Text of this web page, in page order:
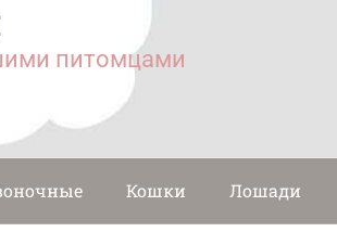
питомцами
Кошки Лошади